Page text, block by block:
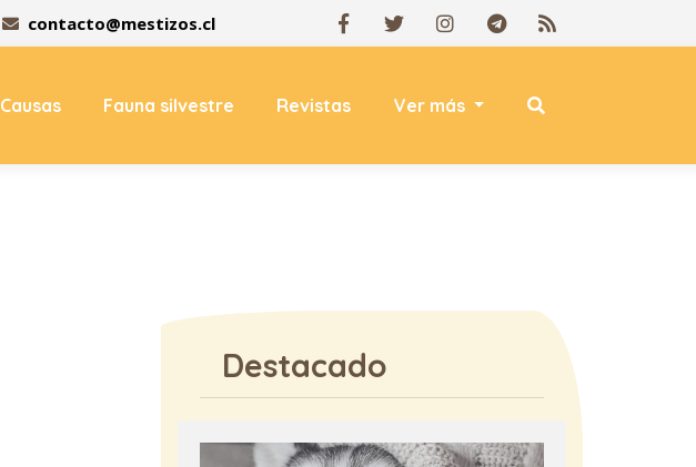
contacto@mestizos.cl
Causas Fauna silvestre Revistas Ver más
Destacado